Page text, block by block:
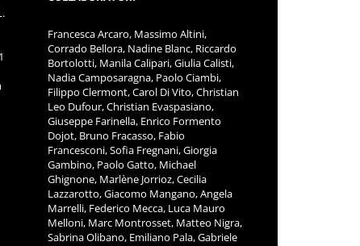
Francesca Arcaro, Massimo Altini,
Corrado Bellora, Nadine Blanc, Riccardo
Bortolotti, Manila Calipari, Giulia Calisti,
Nadia Camposaragna, Paolo Ciambi,
Filippo Clermont, Carol Di Vito, Christian
Leo Dufour, Christian Evaspasiano,
Giuseppe Farinella, Enrico Formento
Dojot, Bruno Fracasso, Fabio
Francesconi, Sofia Fregnani, Giorgia
Gambino, Paolo Gatto, Michael
Ghignone, Marlène Jorrioz, Cecilia
Lazzarotto, Giacomo Mangano, Angela
Marrelli, Federico Mecca, Luca Mauro
Melloni, Marc Montrosset, Matteo Nigra,
Sabrina Olibano, Emiliano Pala, Gabriele